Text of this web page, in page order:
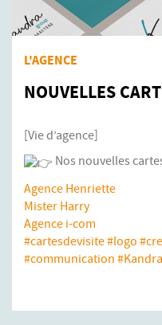
L'AGENCE
NOUVELLES
[Vie d’agence]
Nos nouvelles
Agence Henriette
Mister Harry
Agence i-com
#cartesdevisite#logo
#communication #Kandra